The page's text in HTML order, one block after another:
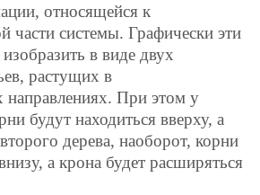
относящейся к
части системы. Графически эти
в виде двух
растущих в
При этом у
будут находиться вверху, а
дерева, наоборот, корни
а крона будет расширяться